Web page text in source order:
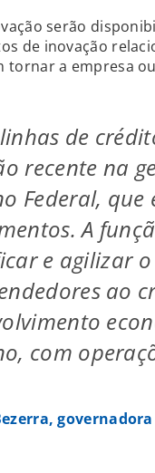
serão
de inovação
tornar a empresa
linhas de
recente na
Federal, que
A
e agilizar o
ao
com